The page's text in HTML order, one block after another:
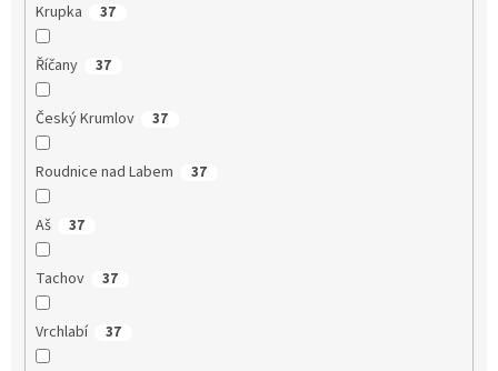
Krupka 37
Říčany 37
Český Krumlov 37
Roudnice nad Labem 37
Aš 37
Tachov 37
Vrchlabí 37